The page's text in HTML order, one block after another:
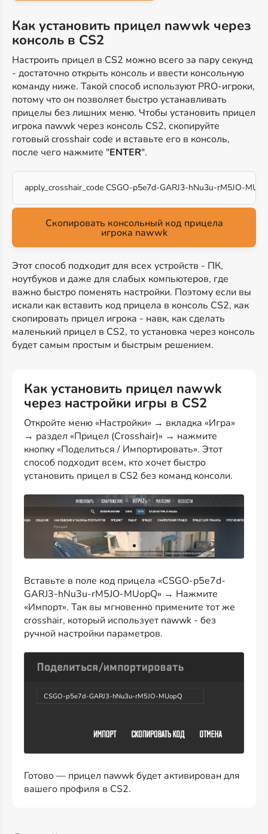
Как установить прицел nawwk через
консоль в CS2
Настроить прицел в CS2 можно всего за пару секунд
- достаточно открыть консоль и ввести консольную
команду ниже. Такой способ используют PRO-игроки,
потому что он позволяет быстро устанавливать
прицелы без лишних меню. Чтобы установить прицел
игрока nawwk через консоль CS2, скопируйте
готовый crosshair code и вставьте его в консоль,
после чего нажмите "ENTER".
apply_crosshair_code CSGO-p5e7d-GARJ3-hNu3u-rM5JO-
Скопировать консольный код прицела
игрока nawwk
Этот способ подходит для всех устройств - ПК,
ноутбуков и даже для слабых компьютеров, где
важно быстро поменять настройки. Поэтому если вы
искали как вставить код прицела в консоль CS2, как
скопировать прицел игрока - навк, как сделать
маленький прицел в CS2, то установка через консоль
будет самым простым и быстрым решением.
Как установить прицел nawwk
через настройки игры в CS2
Откройте меню «Настройки» → вкладка «Игра»
→ раздел «Прицел (Crosshair)» → нажмите
кнопку «Поделиться / Импортировать». Этот
способ подходит всем, кто хочет быстро
установить прицел в CS2 без команд консоли.
Вставьте в поле код прицела «CSGO-p5e7d-
GARJ3-hNu3u-rM5JO-MUopQ» → Нажмите
«Импорт». Так вы мгновенно примените тот же
crosshair, который использует nawwk - без
ручной настройки параметров.
CSGO-p5e7d-GARJ3-hNu3u-rM5JO-MUopQ
Готово — прицел nawwk будет активирован для
вашего профиля в CS2.